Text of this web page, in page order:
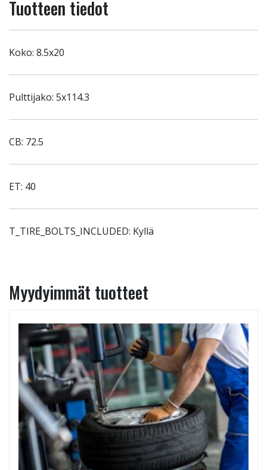
Tuotteen tiedot
Koko: 8.5x20
Pulttijako: 5x114.3
CB: 72.5
ET: 40
T_TIRE_BOLTS_INCLUDED: Kyllä
Myydyimmät tuotteet